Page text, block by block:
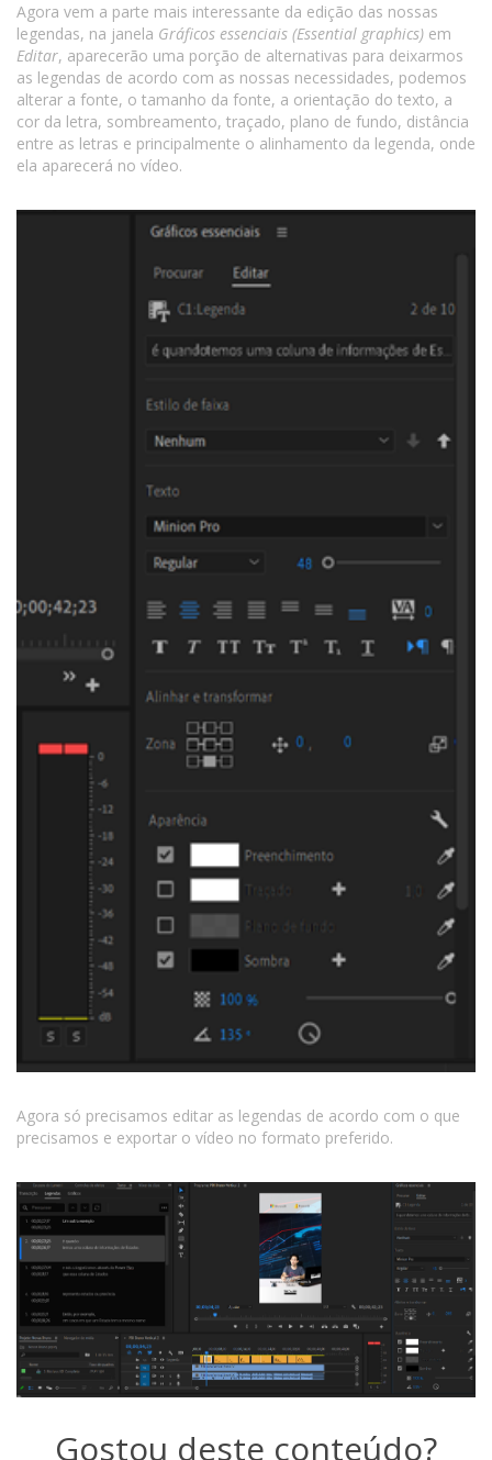
Agora vem a parte mais interessante da edição das nossas
legendas, na janela Gráficos essenciais (Essential graphics) em
Editar, aparecerão uma porção de alternativas para deixarmos
as legendas de acordo com as nossas necessidades, podemos
alterar a fonte, o tamanho da fonte, a orientação do texto, a
cor da letra, sombreamento, traçado, plano de fundo, distância
entre as letras e principalmente o alinhamento da legenda, onde
ela aparecerá no vídeo.
Agora só precisamos editar as legendas de acordo com o que
precisamos e exportar o vídeo no formato preferido.
Gostou deste conteúdo?